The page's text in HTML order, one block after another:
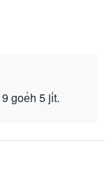
goe̍h 5 ji̍t.